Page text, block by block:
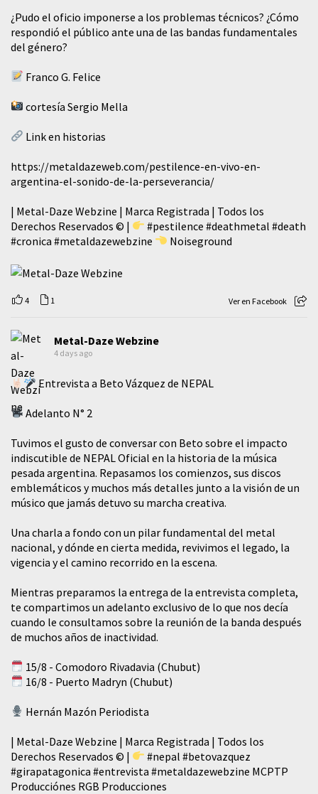
¿Pudo el oficio imponerse a los problemas técnicos? ¿Cómo
respondió el público ante una de las bandas fundamentales
del género?
Franco G. Felice
cortesía Sergio Mella
Link en historias
https://metaldazeweb.com/pestilence-en-vivo-en-
argentina-el-sonido-de-la-perseverancia/
| Metal-Daze Webzine | Marca Registrada | Todos los
Derechos Reservados © |
#pestilence #deathmetal #death
#cronica #metaldazewebzine Noiseground
4 1 Ver en Facebook
Metal-Daze Webzine
4 days ago
Entrevista a Beto Vázquez de NEPAL
Adelanto N° 2
Tuvimos el gusto de conversar con Beto sobre el impacto
indiscutible de NEPAL Oficial en la historia de la música
pesada argentina. Repasamos los comienzos, sus discos
emblemáticos y muchos más detalles junto a la visión de un
músico que jamás detuvo su marcha creativa.
​Una charla a fondo con un pilar fundamental del metal
nacional, y dónde en cierta medida, revivimos el legado, la
vigencia y el camino recorrido en la escena.
Mientras preparamos la entrega de la entrevista completa,
te compartimos un adelanto exclusivo de lo que nos decía
cuando le consultamos sobre la reunión de la banda después
de muchos años de inactividad.
15/8 - Comodoro Rivadavia (Chubut)
16/8 - Puerto Madryn (Chubut)
Hernán Mazón Periodista
| Metal-Daze Webzine | Marca Registrada | Todos los
Derechos Reservados © |
#nepal #betovazquez
#girapatagonica #entrevista #metaldazewebzine MCPTP
Producciónes RGB Producciones